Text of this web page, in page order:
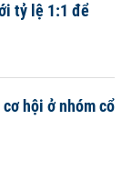
tỷ lệ 1:1 để
hội ở nhóm cổ